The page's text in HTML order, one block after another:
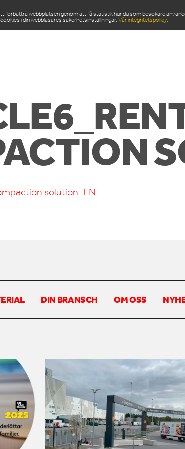
webbplatsen genom att få statistik hur du som besökare
i din webbläsares säkerhetsinställningar.Vår integritetspolicy.
PRODUKTER SERVICE &
solution_EN
DIN BRANSCH OM OSS